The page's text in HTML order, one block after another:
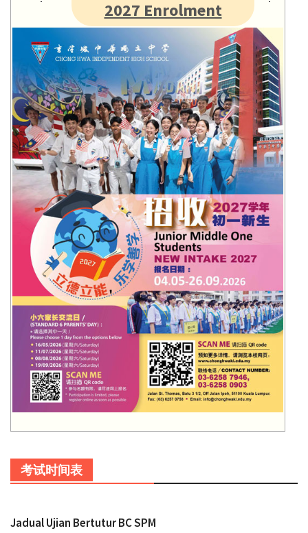
2027 Enrolment
考试时间表
Jadual Ujian Bertutur BC SPM